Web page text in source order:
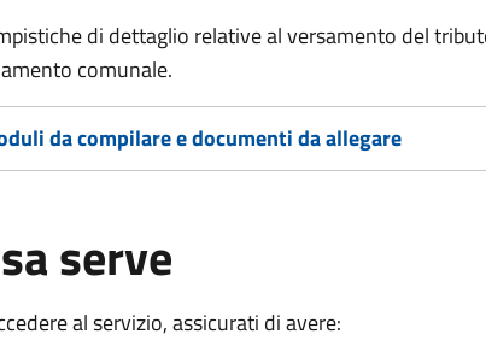
di dettaglio relative al versamento del
comunale.
da compilare e documenti da allegare
serve
al servizio, assicurati di avere: